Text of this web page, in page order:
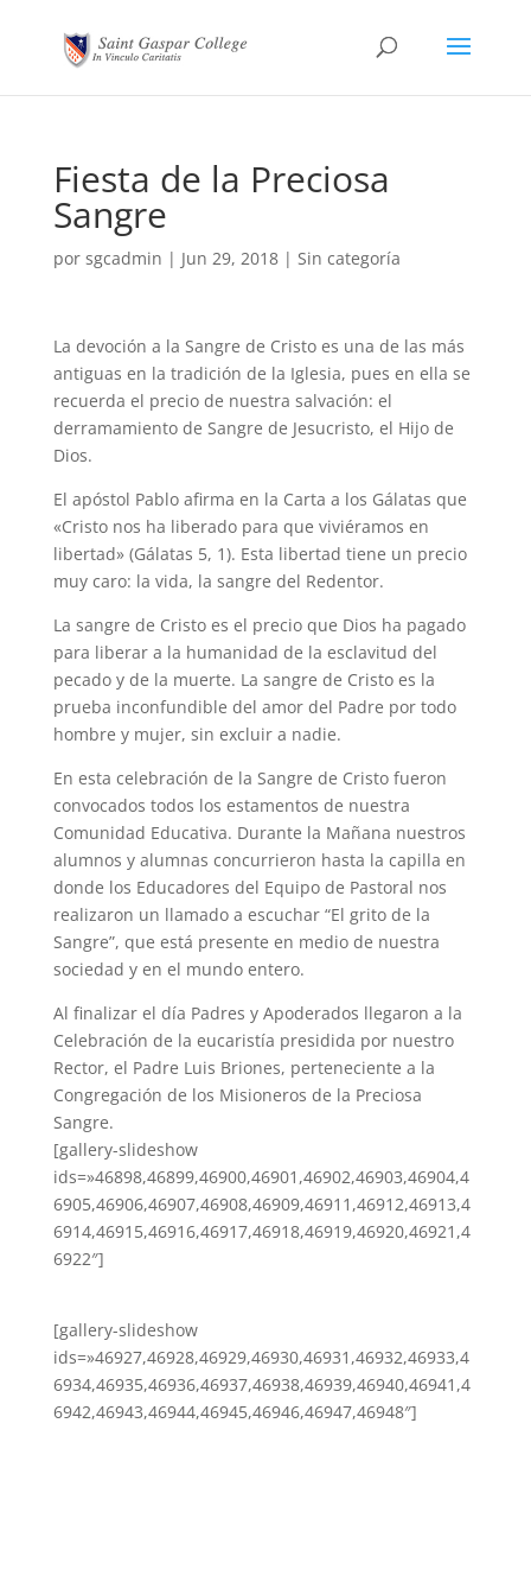
Fiesta de la Preciosa
Sangre
por sgcadmin | Jun 29, 2018| Sin categoría
La devoción a la Sangre de Cristo es una de las más
antiguas en la tradición de la Iglesia, pues en ella se
recuerda el precio de nuestra salvación: el
derramamiento de Sangre de Jesucristo, el Hijo de
Dios.
El apóstol Pablo afirma en la Carta a los Gálatas que
«Cristo nos ha liberado para que viviéramos en
libertad» (Gálatas 5, 1). Esta libertad tiene un precio
muy caro: la vida, la sangre del Redentor.
La sangre de Cristo es el precio que Dios ha pagado
para liberar a la humanidad de la esclavitud del
pecado y de la muerte. La sangre de Cristo es la
prueba inconfundible del amor del Padre por todo
hombre y mujer, sin excluir a nadie.
En esta celebración de la Sangre de Cristo fueron
convocados todos los estamentos de nuestra
Comunidad Educativa. Durante la Mañana nuestros
alumnos y alumnas concurrieron hasta la capilla en
donde los Educadores del Equipo de Pastoral nos
realizaron un llamado a escuchar “El grito de la
Sangre”, que está presente en medio de nuestra
sociedad y en el mundo entero.
Al finalizar el día Padres y Apoderados llegaron a la
Celebración de la eucaristía presidida por nuestro
Rector, el Padre Luis Briones, perteneciente a la
Congregación de los Misioneros de la Preciosa
Sangre.
[gallery-slideshow
ids=»46898,46899,46900,46901,46902,46903,46904,4
6905,46906,46907,46908,46909,46911,46912,46913,4
6914,46915,46916,46917,46918,46919,46920,46921,4
6922″]
[gallery-slideshow
ids=»46927,46928,46929,46930,46931,46932,46933,4
6934,46935,46936,46937,46938,46939,46940,46941,4
6942,46943,46944,46945,46946,46947,46948″]